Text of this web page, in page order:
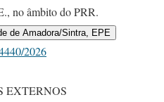
no âmbito do PRR.
de Amadora/Sintra, EPE
2026
EXTERNOS